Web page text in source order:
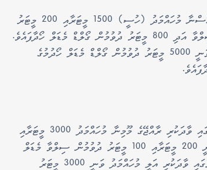
މުބާރާތުގެ އަންހެން 45 އަހަރުން މަތީގެ އުމުރުފުރާގައި ވާދަކުރި ހުސްނާ މުހައްމަދު (ހުސީ) 1500 މީޓަރާއި 200 މީޓަރު
ދުވުމުން ބްރޯންޒް މެޑަލް ހޯދިއިރު، ހުސީ ވަނީ 400 މީޓަރުން ސިލްވާ އަދި 800 މީޓަރު ދުވުމުން ގޯލްޑް މެޑަލް ހޯދާފައެވެ.
މީގެ އިތުރުން މިއުމުރުފުރާގައި ވާދަކުރި ރާއްޖޭގެ ފާތިމަތު ޝަމްހާ ވަނީ 5000 މީޓަރު ދުވުމުން ގޯލްޑް މެޑަލް ހޯދުމުގެ
މީގެ އިތުރުން މުބާރާތުގެ އަންހެން 60 އަހަރުން މަތީގެ އުމުރުފުރާގައި ވާދަކުރި ރާއްޖޭގެ މޫމިނާ މުހައްމަދު 3000 މީޓަރާއި
1500 މީޓަރު ދުވުމުން ގޯލްޑް މެޑަލް ހޯދުމުގެ އިތުރުން މޫމިނާ ވަނީ 200 މީޓަރާއި 100 މީޓަރު ދުވުމުން ސިލްވާ މެޑަލް
ހޯދާފައެވެ. އަދި މުބާރާތުގެ ފިރިހެން 65 އަހަރުން މަތީގެ އުމުރުފުރާގައި ވާދަކުރި އަލީ މުހައްމަދު ވަނީ 3000 މީޓަރު